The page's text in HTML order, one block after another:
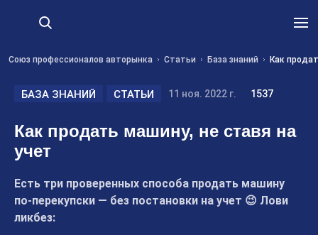
Союз профессионалов авторынка Статьи База знаний Как
БАЗА ЗНАНИЙ СТАТЬИ 11 ноя. 2022 г. 1537
Как продать машину, не ставя на
учет
Есть три проверенных способа продать машину
по-перекупски — без постановки на учет 😉 Лови
ликбез: